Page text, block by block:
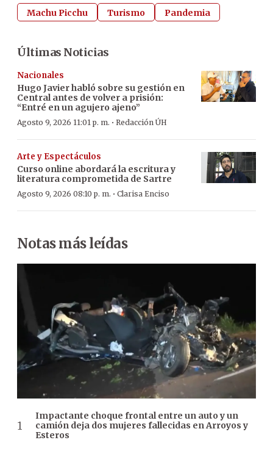
Machu Picchu Turismo Pandemia
Últimas Noticias
Nacionales
Hugo Javier habló sobre su gestión en
Central antes de volver a prisión:
“Entré en un agujero ajeno”
Agosto 9, 2026 11:01 p. m. · Redacción ÚH
Arte y Espectáculos
Curso online abordará la escritura y
literatura comprometida de Sartre
Agosto 9, 2026 08:10 p. m. · Clarisa Enciso
Notas más leídas
Impactante choque frontal entre un auto y un
camión deja dos mujeres fallecidas en Arroyos y
Esteros